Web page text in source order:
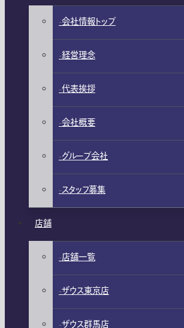
会社情報トップ
経営理念
代表挨拶
会社概要
グループ会社
スタッフ募集
店舗
店舗一覧
ザウス東京店
ザウス群馬店